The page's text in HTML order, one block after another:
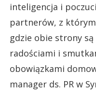
inteligencja i
partnerów, z
gdzie obie strony
radościami i
obowiązkami
manager ds. PR w